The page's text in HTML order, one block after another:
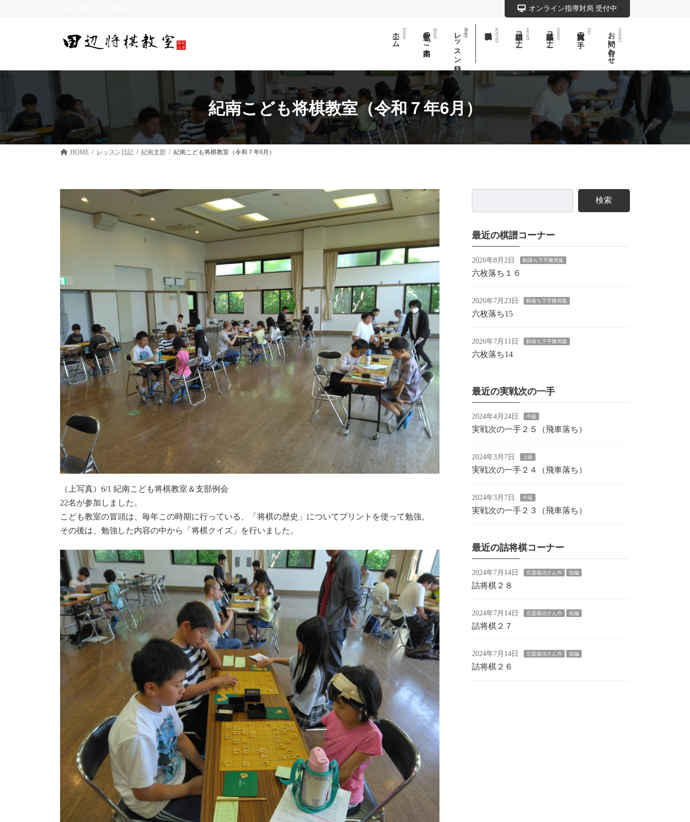
ス
ン
オンライン指導対局 受付中
ホーム home 教室のご案内 about レッスン日記 diary activity 棋譜コーナー record 詰将棋コーナー tsume 実戦次の一手 itte お問い合わせ contact
紀南こども将棋教室（令和７年6月）
HOME レッスン日記 紀南支部 紀南こども将棋教室（令和７年6月）
（上写真）6/1 紀南こども将棋教室＆支部例会
22名が参加しました。
こども教室の冒頭は、毎年この時期に行っている、「将棋の歴史」についてプリントを使って勉強。
その後は、勉強した内容の中から「将棋クイズ」を行いました。
検索
最近の棋譜コーナー
2026年8月2日 駒落ち下手勝局集
六枚落ち１６
2026年7月23日 駒落ち下手勝局集
六枚落ち15
2026年7月11日 駒落ち下手勝局集
六枚落ち14
最近の実戦次の一手
2024年4月24日 中級
実戦次の一手２５（飛車落ち）
2024年3月7日 上級
実戦次の一手２４（飛車落ち）
2024年3月7日 中級
実戦次の一手２３（飛車落ち）
最近の詰将棋コーナー
2024年7月14日 北畠義治さん作 短編
詰将棋２８
2024年7月14日 北畠義治さん作 短編
詰将棋２７
2024年7月14日 北畠義治さん作 短編
詰将棋２６